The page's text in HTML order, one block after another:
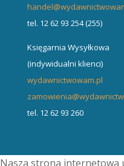
tel. 12 62 93 254 (255)
Księgarnia Wysyłkowa
(indywidualni klienci)
wydawnictwowam.pl
tel. 12 62 93 260
Nasza strona internetowa